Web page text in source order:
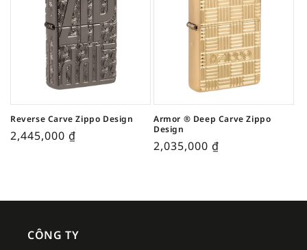
Reverse Carve Zippo Design
2,445,000 ₫
Armor ® Deep Carve Zippo
Design
2,035,000 ₫
CÔNG TY